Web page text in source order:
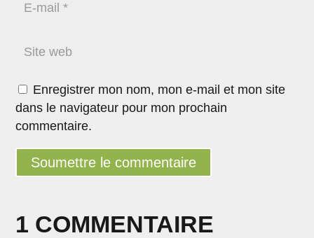
1 COMMENTAIRE
Enregistrer mon nom, mon e-mail et mon site
dans le navigateur pour mon prochain
commentaire.
Soumettre le commentaire